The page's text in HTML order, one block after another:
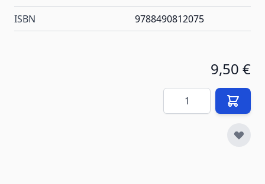
ISBN 9788490812075
9,50 €
Quantità